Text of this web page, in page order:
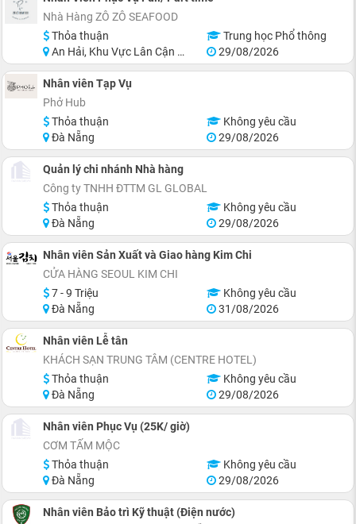
Nhà Hàng ZÔ ZÔ SEAFOOD
Thỏa thuận
Trung học Phổ thông
An Hải, Khu Vực Lân Cận Đà Nẵng
29/08/2026
Nhân viên Tạp Vụ
Phở Hub
Thỏa thuận
Không yêu cầu
Đà Nẵng
29/08/2026
Quản lý chi nhánh Nhà hàng
Công ty TNHH ĐTTM GL GLOBAL
Thỏa thuận
Không yêu cầu
Đà Nẵng
29/08/2026
Nhân viên Sản Xuất và Giao hàng Kim Chi
CỬA HÀNG SEOUL KIM CHI
7 - 9 Triệu
Không yêu cầu
Đà Nẵng
31/08/2026
Nhân viên Lễ tân
KHÁCH SẠN TRUNG TÂM (CENTRE HOTEL)
Thỏa thuận
Không yêu cầu
Đà Nẵng
29/08/2026
Nhân viên Phục Vụ (25K/ giờ)
CƠM TẤM MỘC
Thỏa thuận
Không yêu cầu
Đà Nẵng
29/08/2026
Nhân viên Bảo trì Kỹ thuật (Điện nước)